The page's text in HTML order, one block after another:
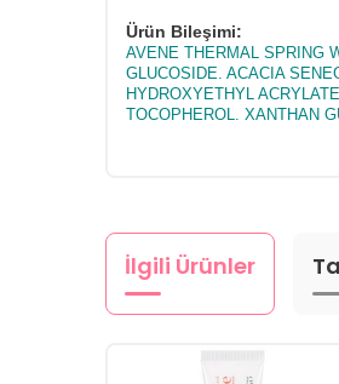
Ürün Bileşimi:
AVENE THERMAL SPRING
GLUCOSIDE. ACACIA
HYDROXYETHYL
TOCOPHEROL. XANTHAN
İlgili Ürünler